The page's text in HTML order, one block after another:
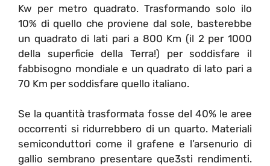
Kw per metro quadrato. Trasformando solo ilo
10% di quello che proviene dal sole, basterebbe
un quadrato di lati pari a 800 Km (il 2 per 1000
della superficie della Terra!) per soddisfare il
fabbisogno mondiale e un quadrato di lato pari a
70 Km per soddisfare quello italiano.
Se la quantità trasformata fosse del 40% le aree
occorrenti si ridurrebbero di un quarto. Materiali
semiconduttori come il grafene e l’arsenurio di
gallio sembrano presentare que3sti rendimenti.